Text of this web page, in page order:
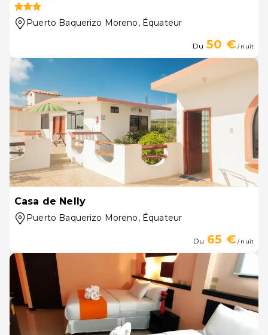
Puerto Baquerizo Moreno, Équateur
Du 50 €/ nuit
Casa de Nelly
Puerto Baquerizo Moreno, Équateur
Du 65 €/ nuit